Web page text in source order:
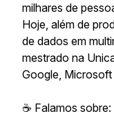
milhares de
Hoje, além de
de dados em
mestrado na
Google, Microsoft
☕ Falamos sobre: